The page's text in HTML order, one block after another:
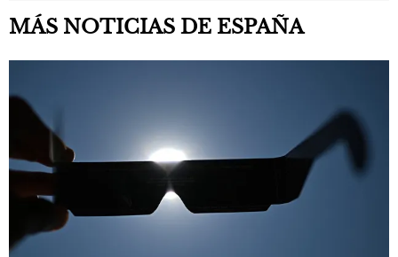
MÁS NOTICIAS DE ESPAÑA